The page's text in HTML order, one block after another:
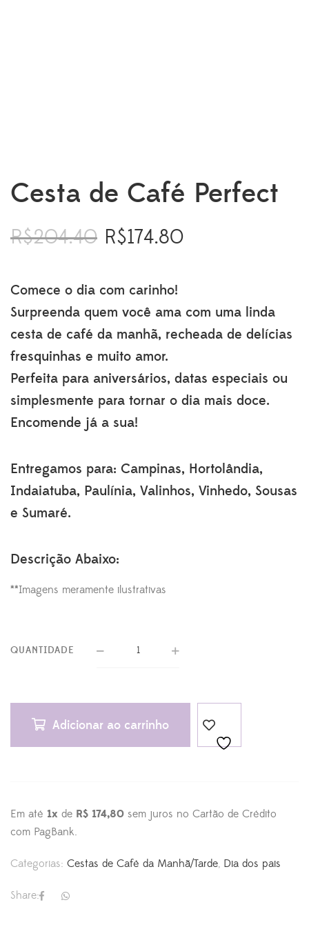
Cesta de Café Perfect
R$204.40
O
era:
R$204.40.
R$174.80O
Comece o dia com carinho!
Surpreenda quem você ama com uma linda
cesta de café da manhã, recheada de delícias
fresquinhas e muito amor.
Perfeita para aniversários, datas especiais ou
simplesmente para tornar o dia mais doce.
Encomende já a sua!
Entregamos para: Campinas, Hortolândia,
Indaiatuba, Paulínia, Valinhos, Vinhedo, Sousas
e Sumaré.
Descrição Abaixo:
**Imagens meramente ilustrativas
QUANTIDADE
Adicionar ao carrinho
Em até 1x de R$ 174,80 sem juros no Cartão de Crédito
com PagBank.
Categorias: Cestas de Café da Manhã/Tarde, Dia dos pais
Share: